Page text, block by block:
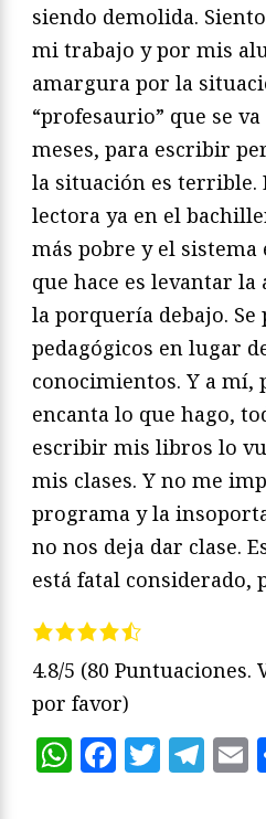
siendo demolida.
mi trabajo y por mis
amargura por la
“profesaurio” que se
meses, para escribir
la situación es terrible.
lectora ya en el
más pobre y el
que hace es levantar
la porquería debajo.
pedagógicos en lugar
conocimientos. Y a mí,
encanta lo que hago,
escribir mis libros lo
mis clases. Y no me
programa y la
no nos deja dar clase.
está fatal considerado,
4.8/5 (80 Puntuaciones.
por favor)
WhatsApp